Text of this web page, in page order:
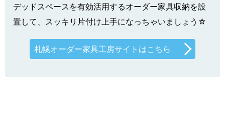
デッドスペースを有効活用するオーダー家具収納を設
置して、スッキリ片付け上手になっちゃいましょう☆
札幌オーダー家具工房サイトはこちら